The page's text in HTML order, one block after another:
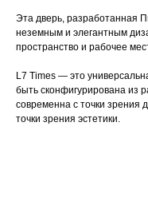
Эта дверь, разработанная
неземным и элегантным
пространство и рабочее
L7 Times — это
быть сконфигурирована из
современна с точки зрения
точки зрения эстетики.